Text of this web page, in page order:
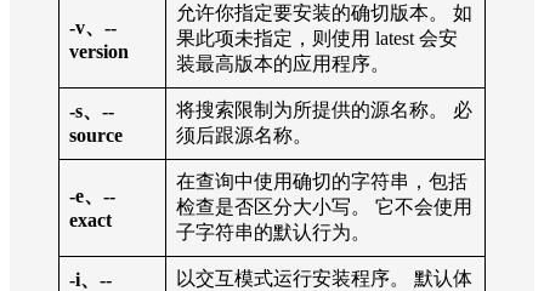
-v、--
version
允许你指定要安装的确切版本。 如
果此项未指定，则使用 latest 会安
装最高版本的应用程序。
-s、--
source
将搜索限制为所提供的源名称。 必
须后跟源名称。
-e、--
exact
在查询中使用确切的字符串，包括
检查是否区分大小写。 它不会使用
子字符串的默认行为。
-i、--
以交互模式运行安装程序。 默认体